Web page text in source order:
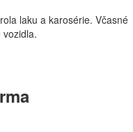
laku a karosérie. Včasné